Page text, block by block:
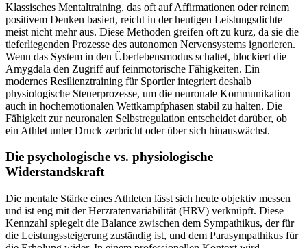
Klassisches Mentaltraining, das oft auf Affirmationen oder reinem
positivem Denken basiert, reicht in der heutigen Leistungsdichte
meist nicht mehr aus. Diese Methoden greifen oft zu kurz, da sie die
tieferliegenden Prozesse des autonomen Nervensystems ignorieren.
Wenn das System in den Überlebensmodus schaltet, blockiert die
Amygdala den Zugriff auf feinmotorische Fähigkeiten. Ein
modernes Resilienztraining für Sportler integriert deshalb
physiologische Steuerprozesse, um die neuronale Kommunikation
auch in hochemotionalen Wettkampfphasen stabil zu halten. Die
Fähigkeit zur neuronalen Selbstregulation entscheidet darüber, ob
ein Athlet unter Druck zerbricht oder über sich hinauswächst.
Die psychologische vs. physiologische
Widerstandskraft
Die mentale Stärke eines Athleten lässt sich heute objektiv messen
und ist eng mit der Herzratenvariabilität (HRV) verknüpft. Diese
Kennzahl spiegelt die Balance zwischen dem Sympathikus, der für
die Leistungssteigerung zuständig ist, und dem Parasympathikus für